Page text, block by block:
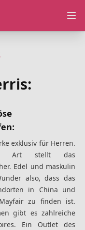
exklusiv für Herren.
Art stellt das
Edel und maskulin
also, dass das
in China und
zu finden ist.
gibt es zahlreiche
Ein Outlet des